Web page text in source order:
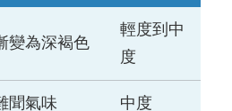
變為深褐色
輕度到中
度
聞氣味 中度